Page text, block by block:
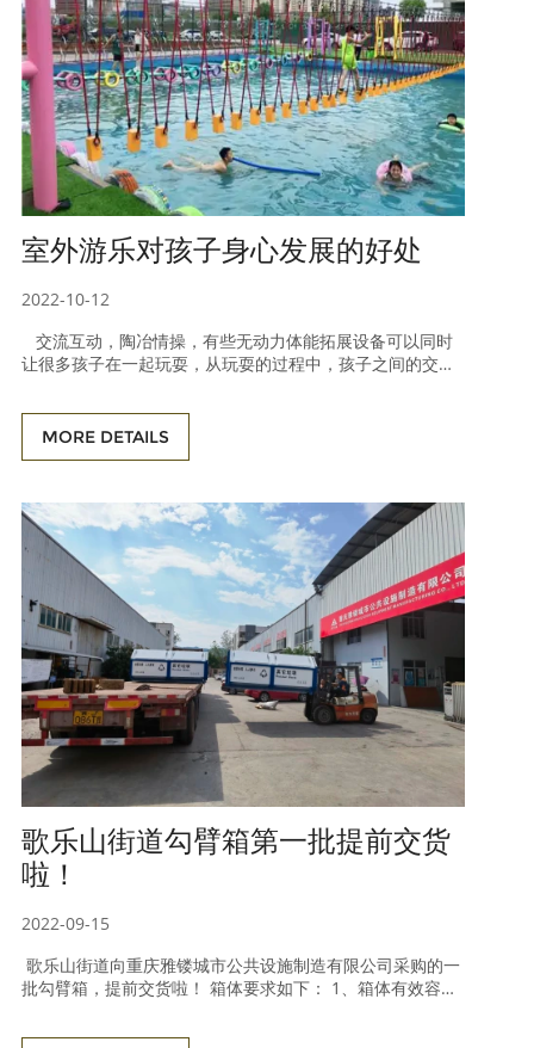
室外游乐对孩子身心发展的好处
2022-10-12
交流互动，陶冶情操，有些无动力体能拓展设备可以同时
让很多孩子在一起玩耍，从玩耍的过程中，孩子之间的交流
孩子的社交能力，对培养成活泼热情的性格、以及拥有更加
乐观的心态有很大帮助。 多人合作和团队协作，无动力体能
拓展设备里面那些具有挑战性的设施，孩子们可以一起配合
过多人的团队合作，会让他们加深集体意识，而且多人一起
玩耍的快乐会加倍。
MORE DETAILS
歌乐山街道勾臂箱第一批提前交货
啦！
2022-09-15
歌乐山街道向重庆雅镂城市公共设施制造有限公司采购的一
批勾臂箱，提前交货啦！ 箱体要求如下： 1、箱体有效容
外边宽度：1060±10mm； 4、箱体下的导轨高度：